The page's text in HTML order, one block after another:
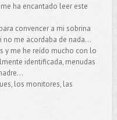
ha encantado leer este
convencer a mi sobrina
no me acordaba de nada...
y me he reído mucho con lo
identificada, menudas
los monitores, las